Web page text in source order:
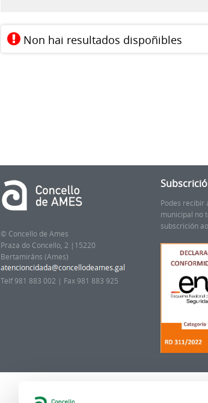
Non hai resultados dispoñibles
© Concello de Ames
Praza do Concello, 2 |15220
Bertamiráns (Ames)
Telf 981 883 002 | Fax 981 883 925
Podes recibir
municipal no
subscrición